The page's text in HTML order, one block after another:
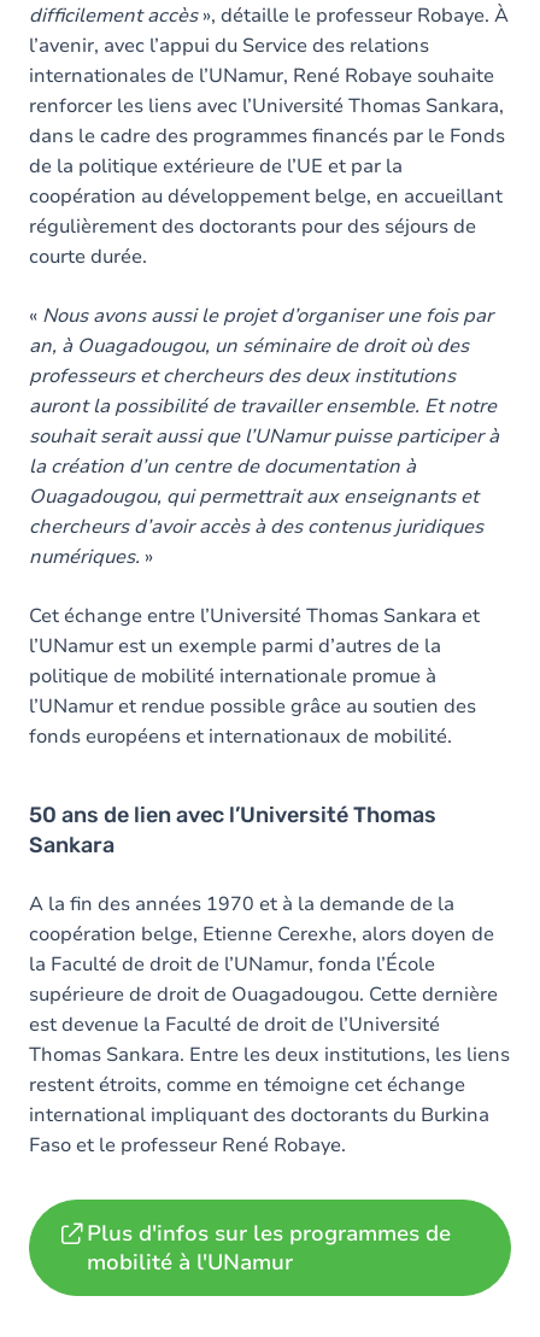
difficilement accès», détaille le professeur Robaye. À
l’avenir, avec l’appui du Service des relations
internationales de l’UNamur, René Robaye souhaite
renforcer les liens avec l’Université Thomas Sankara,
dans le cadre des programmes financés par le Fonds
de la politique extérieure de l’UE et par la
coopération au développement belge, en accueillant
régulièrement des doctorants pour des séjours de
courte durée.
« Nous avons aussi le projet d’organiser une fois par
an, à Ouagadougou, un séminaire de droit où des
professeurs et chercheurs des deux institutions
auront la possibilité de travailler ensemble. Et notre
souhait serait aussi que l’UNamur puisse participer à
la création d’un centre de documentation à
Ouagadougou, qui permettrait aux enseignants et
chercheurs d’avoir accès à des contenus juridiques
numériques. »
Cet échange entre l’Université Thomas Sankara et
l’UNamur est un exemple parmi d’autres de la
politique de mobilité internationale promue à
l’UNamur et rendue possible grâce au soutien des
fonds européens et internationaux de mobilité.
50 ans de lien avec l’Université Thomas
Sankara
A la fin des années 1970 et à la demande de la
coopération belge, Etienne Cerexhe, alors doyen de
la Faculté de droit de l’UNamur, fonda l’École
supérieure de droit de Ouagadougou. Cette dernière
est devenue la Faculté de droit de l’Université
Thomas Sankara. Entre les deux institutions, les liens
restent étroits, comme en témoigne cet échange
international impliquant des doctorants du Burkina
Faso et le professeur René Robaye.
Plus d'infos sur les programmes de
mobilité à l'UNamur